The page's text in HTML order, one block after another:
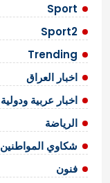
Sport
Sport2
Trending
اخبار العراق
اخبار عربية ودولية
الرياضة
شكاوي المواطنين
فنون